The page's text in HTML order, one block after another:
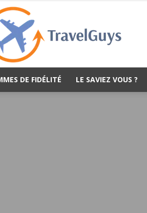
DE FIDÉLITÉ LE SAVIEZ VOUS ?